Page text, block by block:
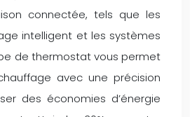
connectée, tels que les
intelligent et les systèmes
de thermostat vous permet
avec une précision
des économies d’énergie